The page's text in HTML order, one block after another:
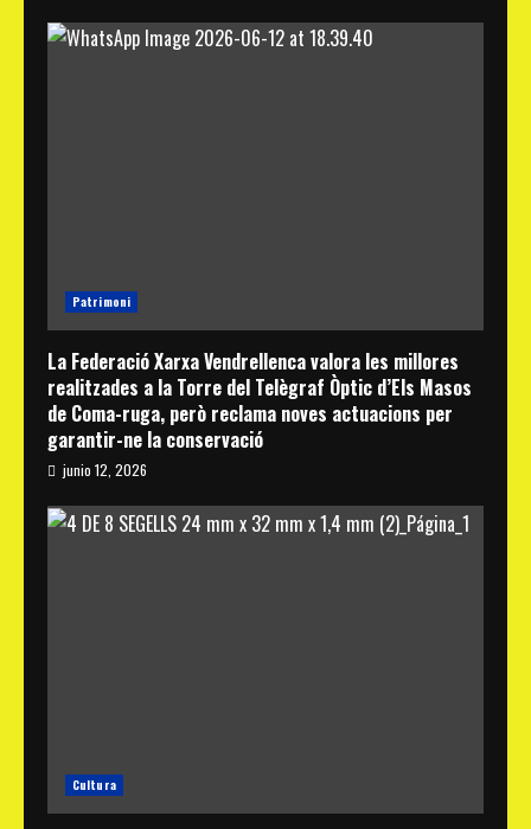
Patrimoni
La Federació Xarxa Vendrellenca valora les millores
realitzades a la Torre del Telègraf Òptic d’Els Masos
de Coma-ruga, però reclama noves actuacions per
garantir-ne la conservació
junio 12, 2026
Cultura